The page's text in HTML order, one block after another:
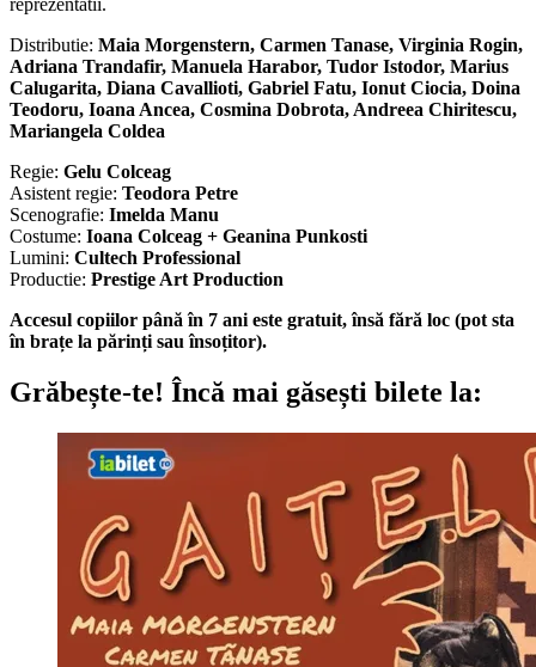
Distributie: Maia Morgenstern, Carmen Tanase, Virginia Rogin,
Adriana Trandafir, Manuela Harabor, Tudor Istodor, Marius
Calugarita, Diana Cavallioti, Gabriel Fatu, Ionut Ciocia, Doina
Teodoru, Ioana Ancea, Cosmina Dobrota, Andreea Chiritescu,
Mariangela Coldea
Regie: Gelu Colceag
Asistent regie: Teodora Petre
Scenografie: Imelda Manu
Costume: Ioana Colceag + Geanina Punkosti
Lumini: Cultech Professional
Productie: Prestige Art Production
Accesul copiilor până în 7 ani este gratuit, însă fără loc (pot sta
în brațe la părinți sau însoțitor).
Grăbește-te! Încă mai găsești bilete la: